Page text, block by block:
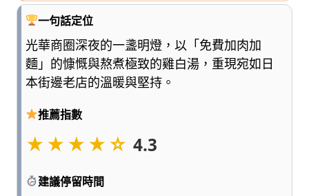
的
圖
鑑，
少
誇、
一句話定位
光華商圈深夜的一盞明燈，以「免費加肉加
麵」的慷慨與熬煮極致的雞白湯，重現宛如日
本街邊老店的溫暖與堅持。
推薦指數
★★★★☆ 4.3
建議停留時間